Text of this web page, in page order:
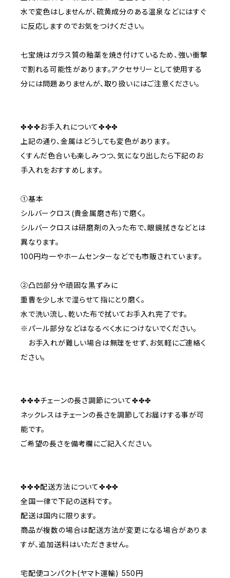
水で変色はしませんが、硫黄成分のある温泉などにはすぐ
に反応しますのでお気をつけください。
七宝焼はガラス質の釉薬を焼き付けているため、強い衝撃
で割れる可能性があります。アクセサリーとして使用する
分には問題ありませんが、取り扱いにはご注意ください。
✤✤✤お手入れについて✤✤✤
上記の通り、金属はどうしても変色があります。
くすんだ色合いも楽しみつつ、気になり出したら下記のお
手入れをおすすめします。
①基本
シルバークロス(貴金属磨き布)で磨く。
シルバークロスは研磨剤の入った布で、眼鏡拭きなどとは
異なります。
100円均一やホームセンターなどでも市販されています。
②凸凹部分や頑固な黒ずみに
重曹を少し水で湿らせて指にとり磨く。
水で洗い流し、乾いた布で拭いてお手入れ完了です。
※パール部分などはなるべく水につけないでください。
お手入れが難しい場合は無理をせず、お気軽にご連絡く
ださい。
✤✤✤チェーンの長さ調節について✤✤✤
ネックレスはチェーンの長さを調節してお届けする事が可
能です。
ご希望の長さを備考欄にご記入ください。
✤✤✤配送方法について✤✤✤
全国一律で下記の送料です。
配送は国内に限ります。
商品が複数の場合は配送方法が変更になる場合がありま
すが、追加送料はいただきません。
宅配便コンパクト(ヤマト運輸) 550円